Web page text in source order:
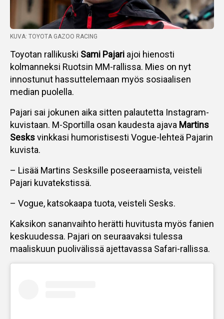
KUVA: TOYOTA GAZOO RACING
Toyotan rallikuski Sami Pajari ajoi hienosti
kolmanneksi Ruotsin MM-rallissa. Mies on nyt
innostunut hassuttelemaan myös sosiaalisen
median puolella.
Pajari sai jokunen aika sitten palautetta Instagram-
kuvistaan. M-Sportilla osan kaudesta ajava Martins
Sesksvinkkasi humoristisesti Vogue-lehteä Pajarin
kuvista.
– Lisää Martins Sesksille poseeraamista, veisteli
Pajari kuvatekstissä.
– Vogue, katsokaapa tuota, veisteli Sesks.
Kaksikon sananvaihto herätti huvitusta myös fanien
keskuudessa. Pajari on seuraavaksi tulessa
maaliskuun puolivälissä ajettavassa Safari-rallissa.